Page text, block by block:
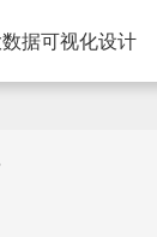
据可视化设计